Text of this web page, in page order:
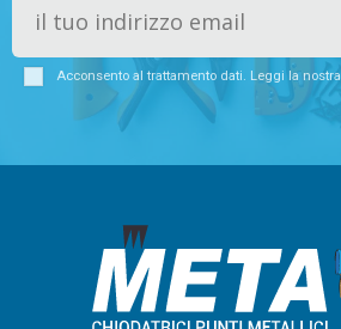
Acconsento al trattamento dati. Leggi la nostra